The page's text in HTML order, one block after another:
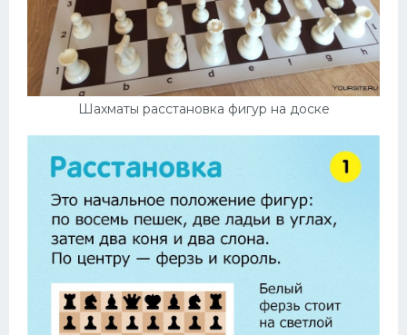
Шахматы расстановка фигур на доске